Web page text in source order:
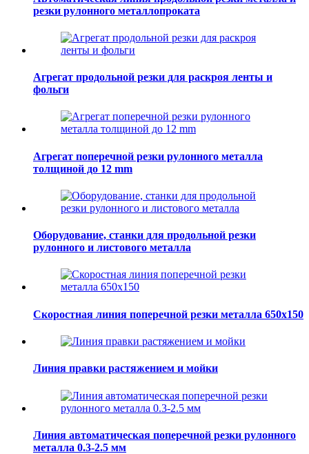
резки рулонного металлопроката
Агрегат продольной резки для раскроя ленты и
фольги
Агрегат поперечной резки рулонного металла
толщиной до 12 mm
Оборудование, станки для продольной резки
рулонного и листового металла
Скоростная линия поперечной резки металла 650х150
Линия правки растяжением и мойки
Линия автоматическая поперечной резки рулонного
металла 0.3-2.5 мм